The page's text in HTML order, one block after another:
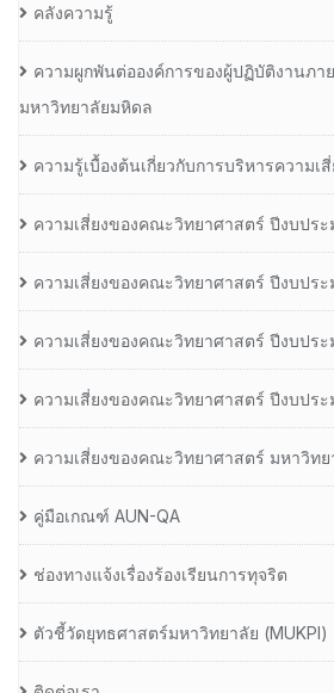
คลังความรู้
ความผูกพันต่อองค์การของผู้ปฏิบัติงานภ
มหาวิทยาลัยมหิดล
ความรู้เบื้องต้นเกี่ยวกับการบริหารความเสี่
ความเสี่ยงของคณะวิทยาศาสตร์ ปีงบปร
ความเสี่ยงของคณะวิทยาศาสตร์ ปีงบปร
ความเสี่ยงของคณะวิทยาศาสตร์ ปีงบปร
ความเสี่ยงของคณะวิทยาศาสตร์ ปีงบปร
ความเสี่ยงของคณะวิทยาศาสตร์ มหาวิท
คู่มือเกณฑ์ AUN-QA
ช่องทางแจ้งเรื่องร้องเรียนการทุจริต
ตัวชี้วัดยุทธศาสตร์มหาวิทยาลัย (MUKPI)